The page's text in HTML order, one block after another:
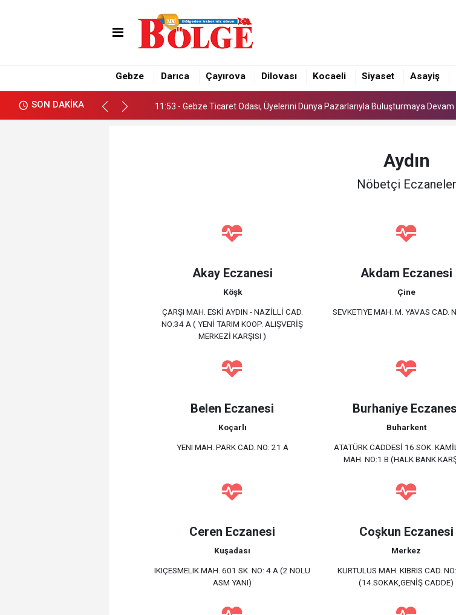
Gebze Darıca Çayırova Dilovası Kocaeli Siyaset Asayiş
SON DAKİKA
11:53 - Gebze Ticaret Odası, Üyelerini Dünya Pazarlarıyla Buluşturmaya Devam
14:59 - Başkan Büyükgöz, Gebze’nin YKS Şampiyonlarını Ağırladı
11:53 - Gebze Ticaret Odası, Üyelerini Dünya Pazarlarıyla Buluşturmaya Devam
Aydın
Nöbetçi Eczaneler
Akay Eczanesi
Köşk
ÇARŞI MAH. ESKİ AYDIN - NAZİLLİ CAD.
NO:34 A ( YENİ TARIM KOOP. ALIŞVERİŞ
MERKEZİ KARŞISI )
Akdam Eczanesi
Çine
SEVKETIYE MAH. M. YAVAS CAD.
Belen Eczanesi
Koçarlı
YENI MAH. PARK CAD. NO: 21 A
Burhaniye
Buharkent
ATATÜRK CADDESİ 16.SOK.
MAH. NO:1 B (HALK BANK
Ceren Eczanesi
Kuşadası
IKIÇESMELIK MAH. 601 SK. NO: 4 A (2 NOLU
ASM YANI)
Coşkun Eczanesi
Merkez
KURTULUS MAH. KIBRIS CAD.
(14.SOKAK,GENİŞ CADDE)